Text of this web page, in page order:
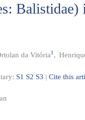
da Vitória1 ,
S1 S2 S3 | Cite this